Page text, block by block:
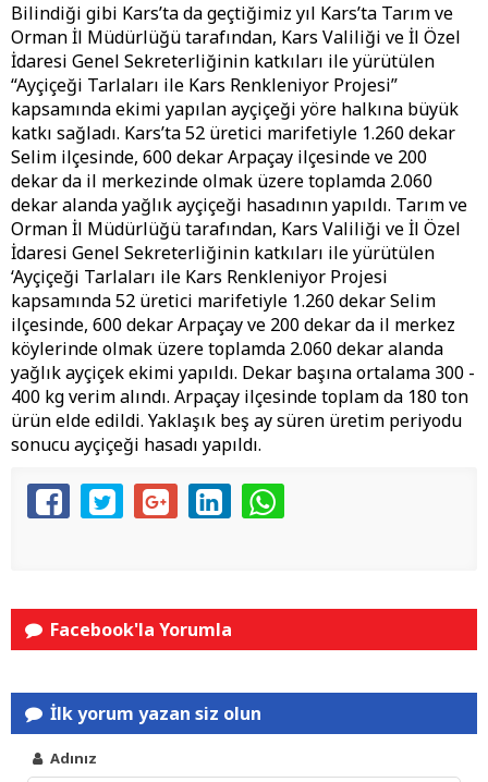
Bilindiği gibi Kars’ta da geçtiğimiz yıl Kars’ta Tarım ve
Orman İl Müdürlüğü tarafından, Kars Valiliği ve İl Özel
İdaresi Genel Sekreterliğinin katkıları ile yürütülen
“Ayçiçeği Tarlaları ile Kars Renkleniyor Projesi”
kapsamında ekimi yapılan ayçiçeği yöre halkına büyük
katkı sağladı. Kars’ta 52 üretici marifetiyle 1.260 dekar
Selim ilçesinde, 600 dekar Arpaçay ilçesinde ve 200
dekar da il merkezinde olmak üzere toplamda 2.060
dekar alanda yağlık ayçiçeği hasadının yapıldı. Tarım ve
Orman İl Müdürlüğü tarafından, Kars Valiliği ve İl Özel
İdaresi Genel Sekreterliğinin katkıları ile yürütülen
‘Ayçiçeği Tarlaları ile Kars Renkleniyor Projesi
kapsamında 52 üretici marifetiyle 1.260 dekar Selim
ilçesinde, 600 dekar Arpaçay ve 200 dekar da il merkez
köylerinde olmak üzere toplamda 2.060 dekar alanda
yağlık ayçiçek ekimi yapıldı. Dekar başına ortalama 300 -
400 kg verim alındı. Arpaçay ilçesinde toplam da 180 ton
ürün elde edildi. Yaklaşık beş ay süren üretim periyodu
sonucu ayçiçeği hasadı yapıldı.
Facebook'la Yorumla
İlk yorum yazan siz olun
Adınız